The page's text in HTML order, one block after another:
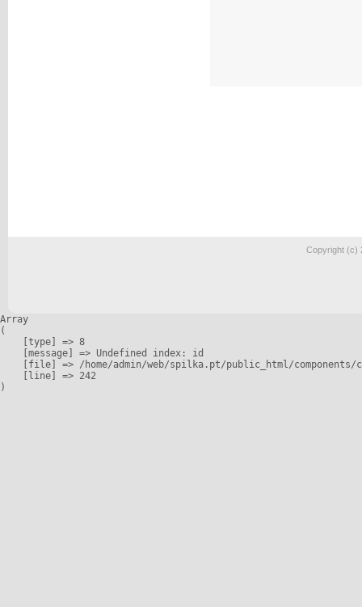
Copyright (c)
Array
(
    [type] => 8
    [message] => Undefined index: id
[file] => /home/admin/web/spilka.pt/public_html/
    [line] => 242